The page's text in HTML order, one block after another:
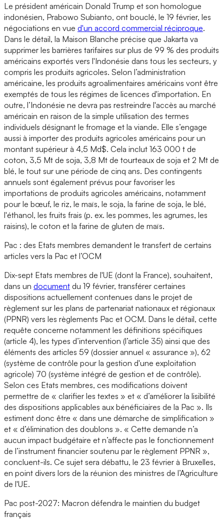
Le président américain Donald Trump et son homologue
indonésien, Prabowo Subianto, ont bouclé, le 19 février, les
négociations en vue d'un accord commercial réciproque.
Dans le détail, la Maison Blanche précise que Jakarta va
supprimer les barrières tarifaires sur plus de 99 % des produits
américains exportés vers l'Indonésie dans tous les secteurs, y
compris les produits agricoles. Selon l’administration
américaine, les produits agroalimentaires américains vont être
exemptés de tous les régimes de licences d'importation. En
outre, l’Indonésie ne devra pas restreindre l'accès au marché
américain en raison de la simple utilisation des termes
individuels désignant le fromage et la viande. Elle s’engage
aussi à importer des produits agricoles américains pour un
montant supérieur à 4,5 Md$. Cela inclut 163 000 t de
coton, 3,5 Mt de soja, 3,8 Mt de tourteaux de soja et 2 Mt de
blé, le tout sur une période de cinq ans. Des contingents
annuels sont également prévus pour favoriser les
importations de produits agricoles américains, notamment
pour le bœuf, le riz, le maïs, le soja, la farine de soja, le blé,
l'éthanol, les fruits frais (p. ex. les pommes, les agrumes, les
raisins), le coton et la farine de gluten de maïs.
Pac : des Etats membres demandent le transfert de certains
articles vers la Pac et l’OCM
Dix-sept Etats membres de l'UE (dont la France), souhaitent,
dans un document du 19 février, transférer certaines
dispositions actuellement contenues dans le projet de
règlement sur les plans de partenariat nationaux et régionaux
(PPNR) vers les règlements Pac et OCM. Dans le détail, cette
requête concerne notamment les définitions spécifiques
(article 4), les types d’intervention (l’article 35) ainsi que des
éléments des articles 59 (dossier annuel « assurance »), 62
(système de contrôle pour la gestion d'une exploitation
agricole) 70 (système intégré de gestion et de contrôle).
Selon ces Etats membres, ces modifications doivent
permettre de « clarifier les textes » et « d’améliorer la lisibilité
des dispositions applicables aux bénéficiaires de la Pac ». Ils
estiment donc être « dans une démarche de simplification »
et « d’élimination des doublons ». « Cette demande n’a
aucun impact budgétaire et n’affecte pas le fonctionnement
de l’instrument financier soutenu par le règlement PPNR »,
concluent-ils. Ce sujet sera débattu, le 23 février à Bruxelles,
en point divers lors de la réunion des ministres de l’Agriculture
de l'UE.
Pac post-2027: Macron défendra le maintien du budget
français